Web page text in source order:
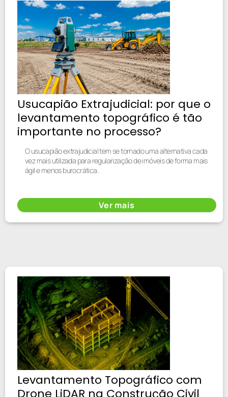
Usucapião Extrajudicial: por que o
levantamento topográfico é tão
importante no processo?
O usucapião extrajudicial tem se tornado uma alternativa cada
vez mais utilizada para regularização de imóveis de forma mais
ágil e menos burocrática.
Ver mais
Levantamento Topográfico com
Drone LiDAR na Construção Civil